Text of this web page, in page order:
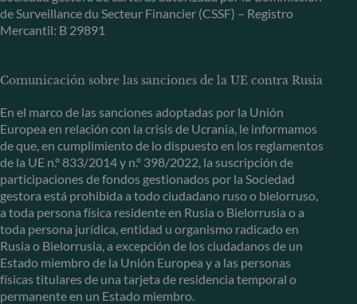
de Surveillance du Secteur Financier (CSSF) – Registro
Mercantil: B 29891
Comunicación sobre las sanciones de la UE contra Rusia
En el marco de las sanciones adoptadas por la Unión
Europea en relación con la crisis de Ucrania, le informamos
de que, en cumplimiento de lo dispuesto en los reglamentos
de la UE n.º 833/2014 y n.º 398/2022, la suscripción de
participaciones de fondos gestionados por la Sociedad
gestora está prohibida a todo ciudadano ruso o bielorruso,
a toda persona física residente en Rusia o Bielorrusia o a
toda persona jurídica, entidad u organismo radicado en
Rusia o Bielorrusia, a excepción de los ciudadanos de un
Estado miembro de la Unión Europea y a las personas
físicas titulares de una tarjeta de residencia temporal o
permanente en un Estado miembro.